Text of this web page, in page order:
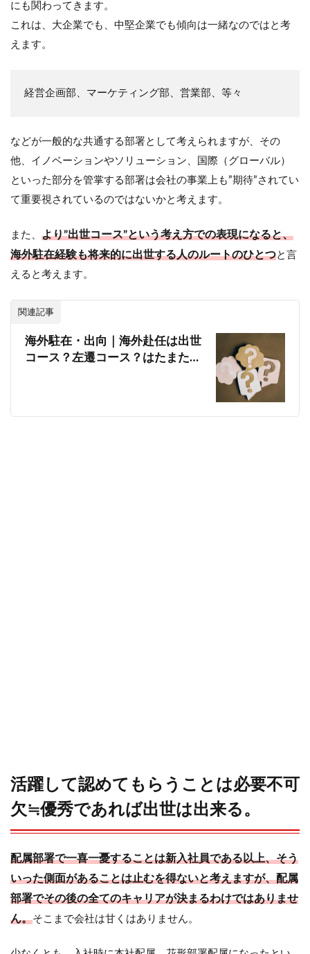
にも関わってきます。
これは、大企業でも、中堅企業でも傾向は一緒なのではと考
えます。
経営企画部、マーケティング部、営業部、等々
などが一般的な共通する部署として考えられますが、その
他、イノベーションやソリューション、国際（グローバル）
といった部分を管掌する部署は会社の事業上も”期待”されてい
て重要視されているのではないかと考えます。
また、 より”出世コース”という考え方での表現になると、
海外駐在経験も将来的に出世する人のルートのひとつと言
えると考えます。
関連記事
海外駐在・出向｜海外赴任は出世
コース？左遷コース？はたまた…
活躍して認めてもらうことは必要不可
欠≒優秀であれば出世は出来る。
配属部署で一喜一憂することは新入社員である以上、そう
いった側面があることは止むを得ないと考えますが、配属
部署でその後の全てのキャリアが決まるわけではありませ
ん。そこまで会社は甘くはありません。